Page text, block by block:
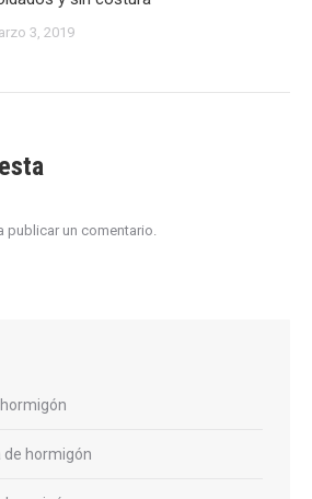
3, 2019
publicar un comentario.
de hormigón